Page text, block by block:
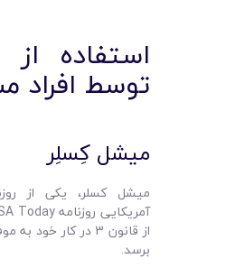
توسط افراد
میشل کِسلِر
میشل کسلر، یکی از
از قانون 3 در کار
برسد.